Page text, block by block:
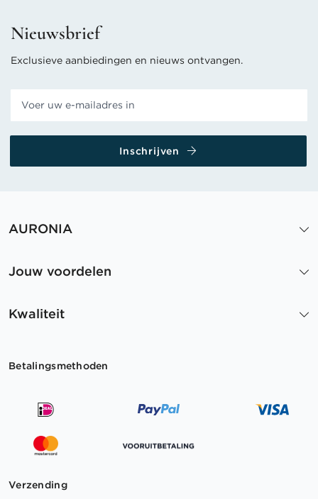
Nieuwsbrief
Exclusieve aanbiedingen en nieuws ontvangen.
Inschrijven
AURONIA
Jouw voordelen
Kwaliteit
Betalingsmethoden
Verzending